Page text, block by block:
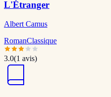
L'Étranger
Albert Camus
RomanClassique
3.0(1 avis)